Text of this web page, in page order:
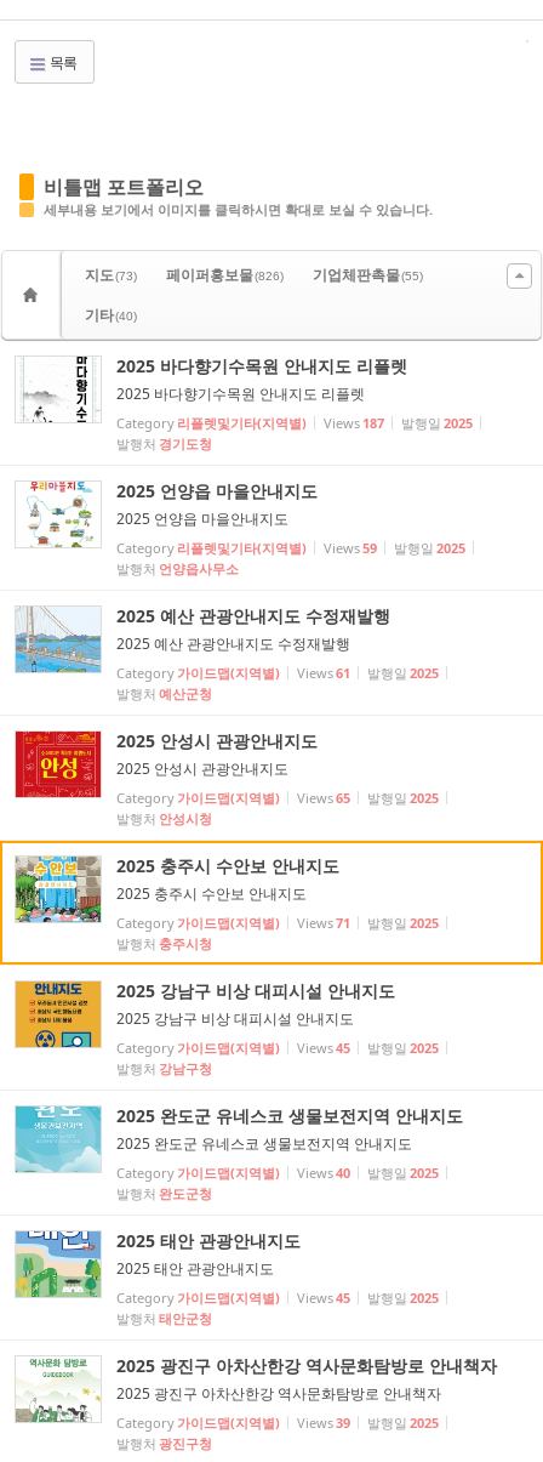
목록
비틀맵 포트폴리오
세부내용 보기에서 이미지를 클릭하시면 확대로 보실 수 있습니다.
지도(73) 페이퍼홍보물(826) 기업체판촉물(55)
기타(40)
2025 바다향기수목원 안내지도 리플렛
2025 바다향기수목원 안내지도 리플렛
Category 리플렛및기타(지역별) Views 187 발행일 2025
발행처 경기도청
2025 언양읍 마을안내지도
2025 언양읍 마을안내지도
Category 리플렛및기타(지역별) Views59 발행일 2025
발행처 언양읍사무소
2025 예산 관광안내지도 수정재발행
2025 예산 관광안내지도 수정재발행
Category 가이드맵(지역별) Views61 발행일 2025
발행처 예산군청
2025 안성시 관광안내지도
2025 안성시 관광안내지도
Category 가이드맵(지역별) Views65 발행일 2025
발행처 안성시청
2025 충주시 수안보 안내지도
2025 충주시 수안보 안내지도
Category 가이드맵(지역별) Views71 발행일 2025
발행처 충주시청
2025 강남구 비상 대피시설 안내지도
2025 강남구 비상 대피시설 안내지도
Category 가이드맵(지역별) Views45 발행일 2025
발행처 강남구청
2025 완도군 유네스코 생물보전지역 안내지도
2025 완도군 유네스코 생물보전지역 안내지도
Category 가이드맵(지역별) Views40 발행일 2025
발행처 완도군청
2025 태안 관광안내지도
2025 태안 관광안내지도
Category 가이드맵(지역별) Views45 발행일 2025
발행처 태안군청
2025 광진구 아차산한강 역사문화탐방로 안내책자
2025 광진구 아차산한강 역사문화탐방로 안내책자
Category 가이드맵(지역별) Views39 발행일 2025
발행처 광진구청